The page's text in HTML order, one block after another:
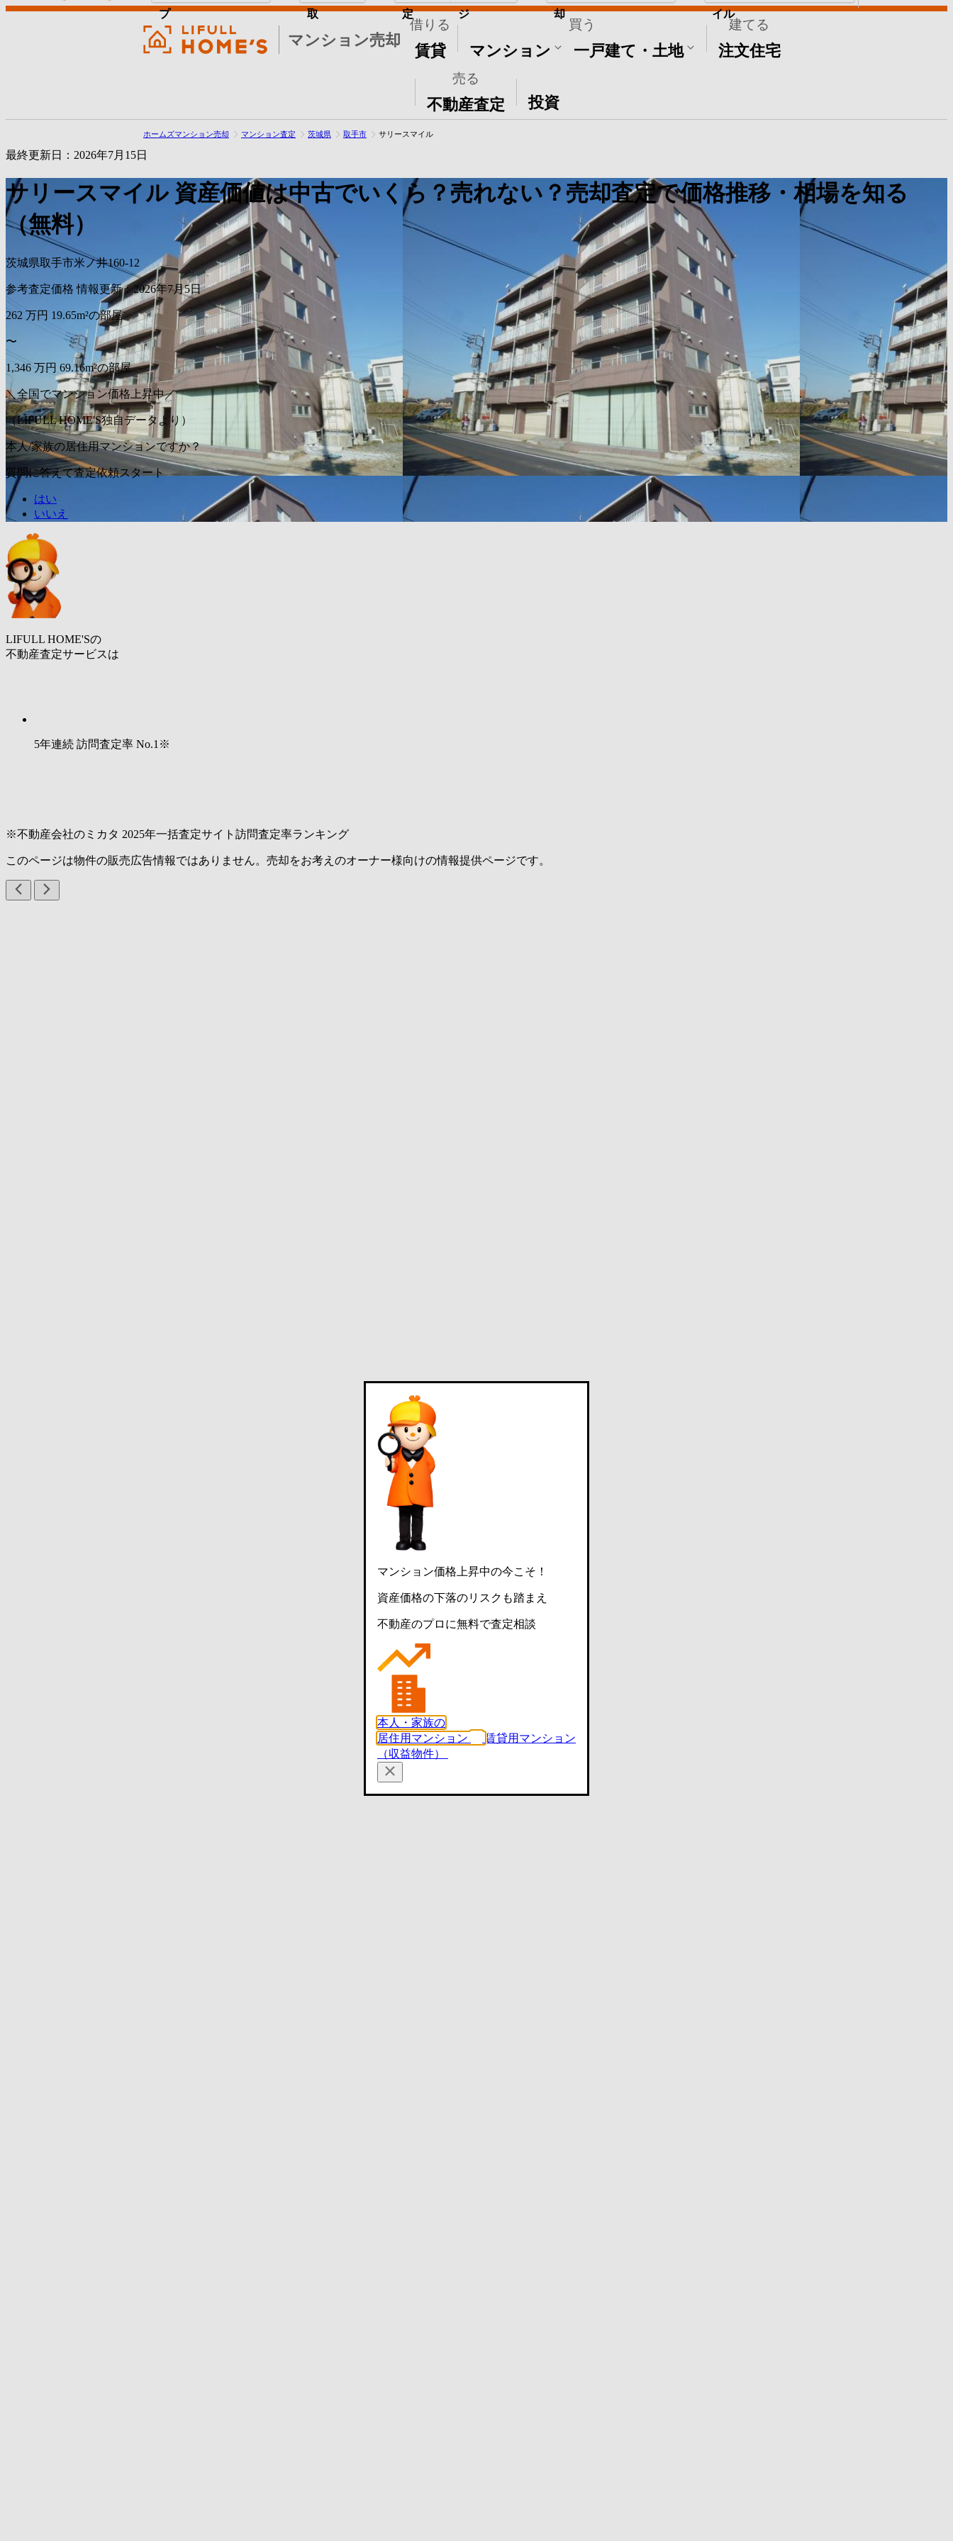
マンション売却
借りる
賃貸
買う
マンション 一戸建て・土地
建てる
注文住宅
売る
不動産査定
その他
投資
プ 取 定 ジ 却 イル
ホームズマンション売却 マンション査定 茨城県 取手市 サリースマイル
最終更新日：2026年7月15日
サリースマイル 資産価値は中古でいくら？売れない？売却査定で価格推移・相場を知る
（無料）
茨城県取手市米ノ井160-12
参考査定価格 情報更新：2026年7月5日
262 万円 19.65m²の部屋
〜
1,346 万円 69.16m²の部屋
＼全国でマンション価格上昇中／
（LIFULL HOME'S独自データより）
本人/家族の居住用マンションですか？
質問に答えて査定依頼スタート
はい
いいえ
LIFULL HOME'Sの
不動産査定サービスは
5年連続 訪問査定率 No.1 ※
※不動産会社のミカタ 2025年一括査定サイト訪問査定率ランキング
このページは物件の販売広告情報ではありません。売却をお考えのオーナー様向けの情報提供ページです。
マンション価格上昇中の今こそ！
資産価格の下落のリスクも踏まえ
不動産のプロに無料で査定相談
本人・家族の
居住用マンション
賃貸用マンション
（収益物件）